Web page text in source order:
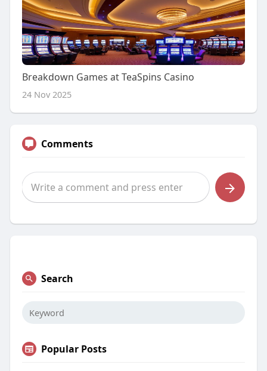
Breakdown Games at TeaSpins Casino
24 Nov 2025
Comments
Search
Popular Posts